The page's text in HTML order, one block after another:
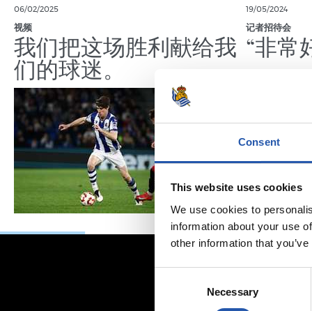
Consent
This website uses cookies
We use cookies to
information about your use
other information that
Necessary
06/02/2025
视频
我们把这场胜利献给我
们的球迷。
19/05/2024
记者招待会
“非常